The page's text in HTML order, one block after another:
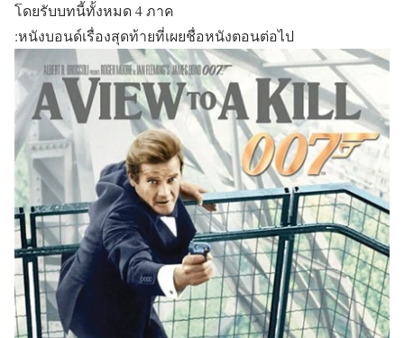
โดยรับบทนี้ทั้งหมด 4 ภาค
:หนังบอนด์เรื่องสุดท้ายที่เผยชื่อหนังตอนต่อไป